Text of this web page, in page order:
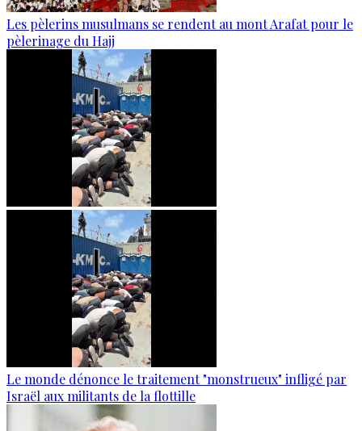
Les pèlerins musulmans se rendent au mont Arafat pour le
pèlerinage du Hajj
Le monde dénonce le traitement "monstrueux" infligé par
Israël aux militants de la flottille